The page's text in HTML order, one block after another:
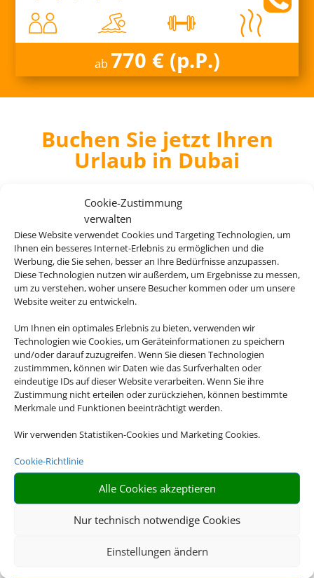
Cookie-Zustimmung
verwalten
Diese Website verwendet Cookies und Targeting Technologien, um
Ihnen ein besseres Internet-Erlebnis zu ermöglichen und die
Werbung, die Sie sehen, besser an Ihre Bedürfnisse anzupassen.
Diese Technologien nutzen wir außerdem, um Ergebnisse zu messen,
um zu verstehen, woher unsere Besucher kommen oder um unsere
Website weiter zu entwickeln.
Um Ihnen ein optimales Erlebnis zu bieten, verwenden wir
Technologien wie Cookies, um Geräteinformationen zu speichern
und/oder darauf zuzugreifen. Wenn Sie diesen Technologien
zustimmmen, können wir Daten wie das Surfverhalten oder
eindeutige IDs auf dieser Website verarbeiten. Wenn Sie ihre
Zustimmung nicht erteilen oder zurückziehen, können bestimmte
Merkmale und Funktionen beeinträchtigt werden.
Wir verwenden Statistiken-Cookies und Marketing Cookies.
Cookie-Richtlinie
Alle Cookies akzeptieren
Nur technisch notwendige Cookies
Einstellungen ändern
ab 770 € (p.P.)
Buchen Sie jetzt Ihren
Urlaub in Dubai
Four Seasons Resort Dubai at Jumeirah
Beach
Dubai
ab1.409 € (p.P.)
Rixos The Palm Hotel & Suites
Dubai, Dubai
1.686 € (p.P.)